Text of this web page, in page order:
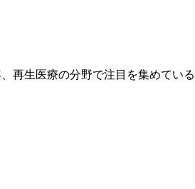
再生医療の分野で注目を集めて